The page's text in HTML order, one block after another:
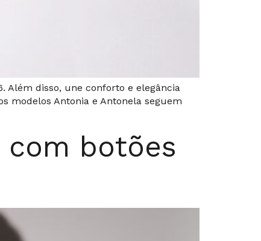
Além disso, une conforto e elegância
modelos Antonia e Antonela seguem
com botões